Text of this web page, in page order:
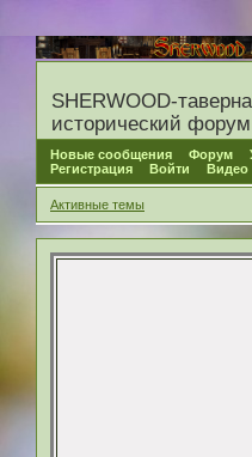
SHERWOOD-
исторический форум
Новые сообщения Форум
Регистрация
Войти Видео
Активные темы